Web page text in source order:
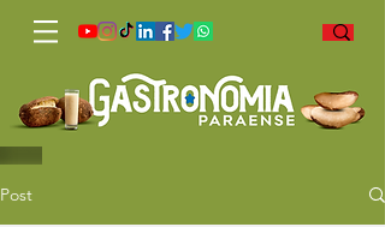
Post